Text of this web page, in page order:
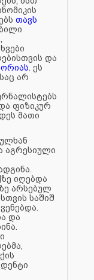
თავს
და
. ეს
არ
ფიზიკურ
მათი
აგრესიული
იღებდა
არსებულ
საშიშ
და